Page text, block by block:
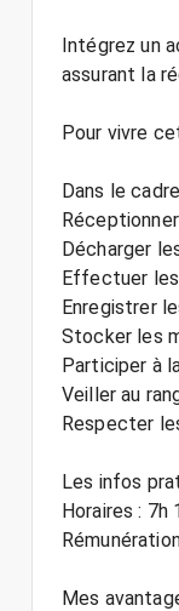
Intégrez un
assurant la
Pour vivre
Dans le
Décharger
Effectuer
Enregistrer
Stocker les
Participer à
Veiller au
Respecter
Les infos
Horaires : 7h
Mes